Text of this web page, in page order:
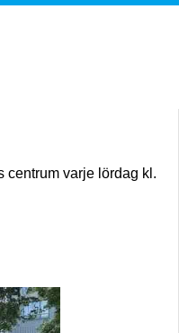
centrum varje lördag kl.